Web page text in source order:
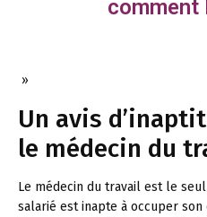
comment
»
Un avis
le médecin du
Le médecin du travail est le
salarié est inapte à occuper son